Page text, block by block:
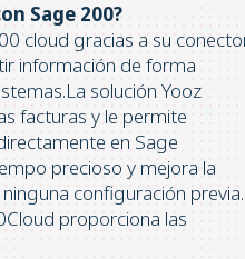
Sage 200?
cloud gracias a su
información de forma
solución Yooz
facturas y le permite
en Sage
precioso y mejora la
configuración previa.
proporciona las